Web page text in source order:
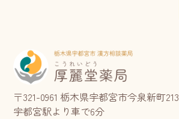
〒321-0961 栃木県宇都宮市今泉新町213
宇都宮駅より車で6分